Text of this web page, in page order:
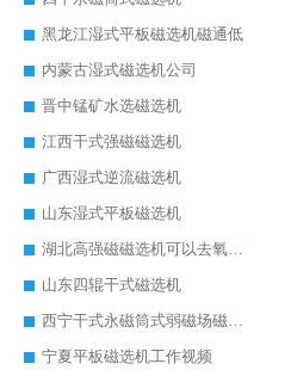
黑龙江湿式平板磁选机磁通低
内蒙古湿式磁选机公司
晋中锰矿水选磁选机
江西干式强磁磁选机
广西湿式逆流磁选机
山东湿式平板磁选机
湖北高强磁磁选机可以去氧化铝
山东四辊干式磁选机
西宁干式永磁筒式弱磁场磁选机结构图
宁夏平板磁选机工作视频